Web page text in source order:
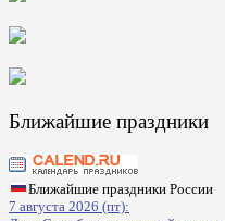
Ближайшие праздники
Ближайшие праздники России
7 августа 2026 (пт):